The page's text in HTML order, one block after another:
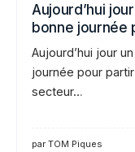
Aujourd’hui
bonne journée
Aujourd’hui jour
journée pour
secteur…
par TOM Piques